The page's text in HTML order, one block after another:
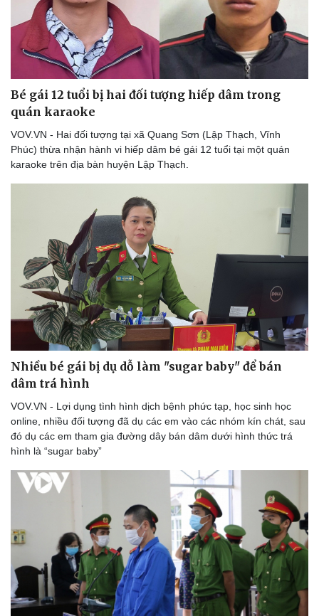
Sân khấu - Điện ảnh
Văn học
Âm nhạc
Di sản
Thời trang
Sao Việt
Du lịch
Tư vấn
Podcast
Câu chuyện thời sự
Đọc truyện đêm khuya
Bé gái 12 tuổi bị hai đối tượng hiếp dâm trong
quán karaoke
VOV.VN - Hai đối tượng tại xã Quang Sơn (Lập Thạch, Vĩnh
Phúc) thừa nhận hành vi hiếp dâm bé gái 12 tuổi tại một quán
karaoke trên địa bàn huyện Lập Thạch.
Nhiều bé gái bị dụ dỗ làm "sugar baby" để bán
dâm trá hình
VOV.VN - Lợi dụng tình hình dịch bệnh phức tạp, học sinh học
online, nhiều đối tượng đã dụ các em vào các nhóm kín chát, sau
đó dụ các em tham gia đường dây bán dâm dưới hình thức trá
hình là “sugar baby”